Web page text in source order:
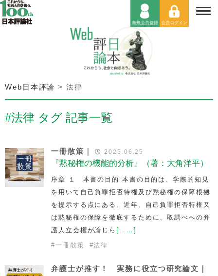
Web日本評論 >法律
#法律 タグ 記事一覧
一冊散策｜ 2025.06.25
『黙秘権の機能的分析』（著：大角洋平）
序章 １ 本書の目的 本書の目的は、学際的知見
を用いて自己負罪拒否特権及び黙秘権の保障根拠
を提示する点にある。近年、自己負罪拒否特権又
は黙秘権の保障を徹底するために、取調べへの弁
護人立会権が論じら [……]
# 一冊散策 #法律
弁護士が推す！ 実務に役立つ研究論文｜